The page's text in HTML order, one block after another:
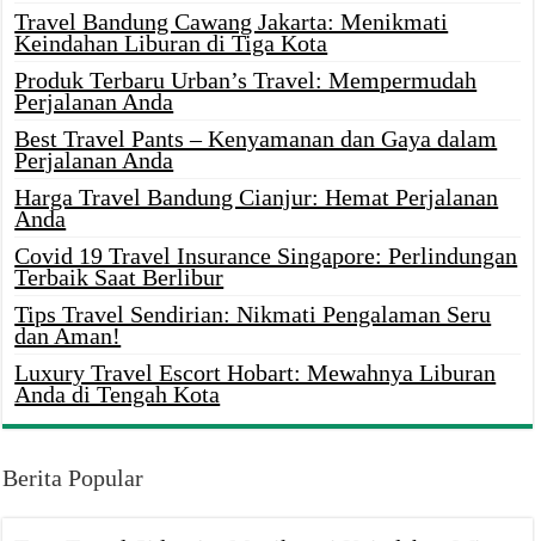
Travel Bandung Cawang Jakarta: Menikmati
Keindahan Liburan di Tiga Kota
Produk Terbaru Urban’s Travel: Mempermudah
Perjalanan Anda
Best Travel Pants – Kenyamanan dan Gaya dalam
Perjalanan Anda
Harga Travel Bandung Cianjur: Hemat Perjalanan
Anda
Covid 19 Travel Insurance Singapore: Perlindungan
Terbaik Saat Berlibur
Tips Travel Sendirian: Nikmati Pengalaman Seru
dan Aman!
Luxury Travel Escort Hobart: Mewahnya Liburan
Anda di Tengah Kota
Berita Popular